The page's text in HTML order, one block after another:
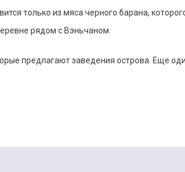
только из мяса черного барана,
рядом с Вэньчаном.
предлагают заведения острова. Еще